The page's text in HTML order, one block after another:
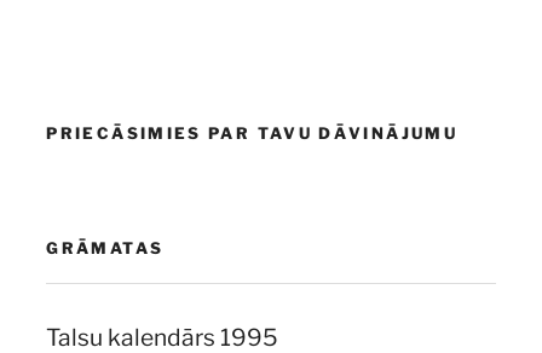
PRIECĀSIMIES PAR TAVU DĀVINĀJUMU
GRĀMATAS
Talsu kalendārs 1995